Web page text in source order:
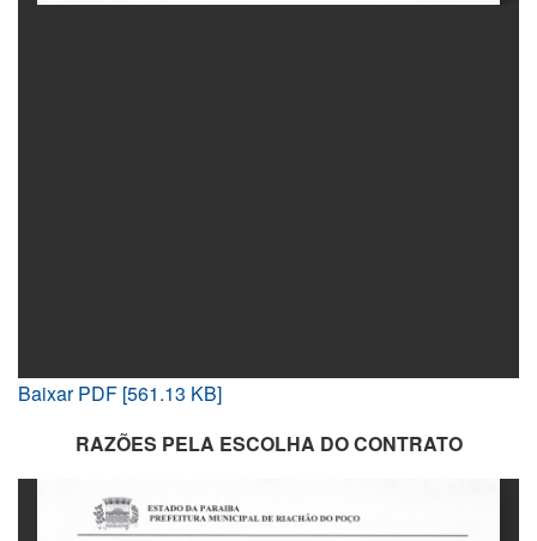
Baixar PDF [561.13 KB]
RAZÕES PELA ESCOLHA DO CONTRATO